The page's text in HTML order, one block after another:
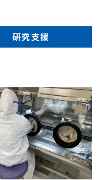
研究支援